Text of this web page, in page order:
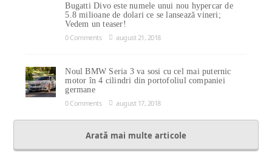
Bugatti Divo este numele unui nou hypercar de
5.8 milioane de dolari ce se lansează vineri;
Vedem un teaser!
0 Comments
august 21, 2018
Noul BMW Seria 3 va sosi cu cel mai puternic
motor în 4 cilindri din portofoliul companiei
germane
0 Comments
august 17, 2018
Arată mai multe articole